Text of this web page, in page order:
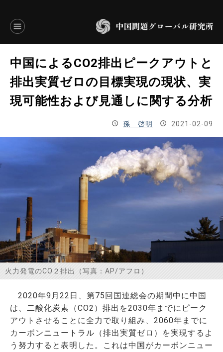
言語別アーカイブ
ENGLISH
JAPANESE
設立趣意書
お問い合わせ
中国によるCO2排出ピークアウトと
排出実質ゼロの目標実現の現状、実
現可能性および見通しに関する分析
孫 啓明 2021-02-09
火力発電のCO２排出（写真：AP/アフロ）
2020年9月22日、第75回国連総会の期間中に中国
は、二酸化炭素（CO2）排出を2030年までにピーク
アウトさせることに全力で取り組み、2060年までに
カーボンニュートラル（排出実質ゼロ）を実現するよ
う努力すると表明した。これは中国がカーボンニュー